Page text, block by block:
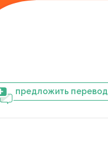
предложить перевод